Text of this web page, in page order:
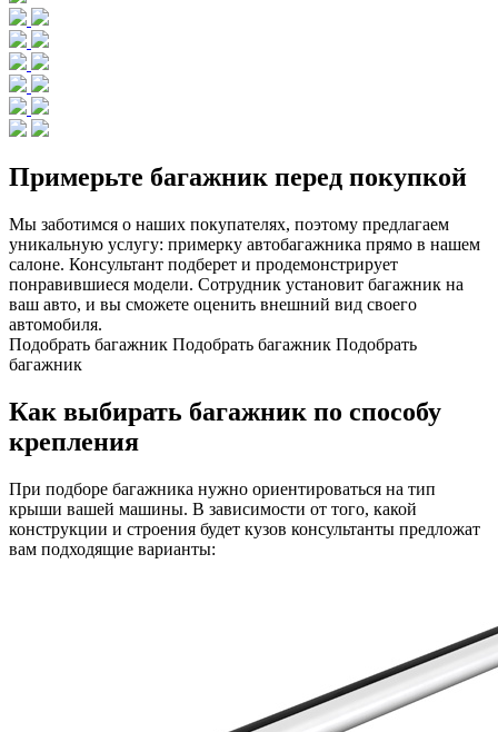
Примерьте багажник перед покупкой
Мы заботимся о наших покупателях, поэтому предлагаем
уникальную услугу: примерку автобагажника прямо в нашем
салоне. Консультант подберет и продемонстрирует
понравившиеся модели. Сотрудник установит багажник на
ваш авто, и вы сможете оценить внешний вид своего
автомобиля.
Подобрать багажник Подобрать багажник Подобрать
багажник
Как выбирать багажник по способу
крепления
При подборе багажника нужно ориентироваться на тип
крыши вашей машины. В зависимости от того, какой
конструкции и строения будет кузов консультанты предложат
вам подходящие варианты: